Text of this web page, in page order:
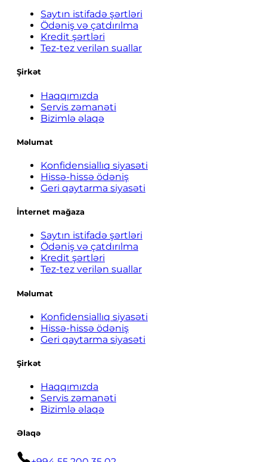
Saytın istifadə şərtləri
Ödəniş və çatdırılma
Kredit şərtləri
Tez-tez verilən suallar
Şirkət
Haqqımızda
Servis zəmanəti
Bizimlə əlaqə
Məlumat
Konfidensiallıq siyasəti
Hissə-hissə ödəniş
Geri qaytarma siyasəti
İnternet mağaza
Saytın istifadə şərtləri
Ödəniş və çatdırılma
Kredit şərtləri
Tez-tez verilən suallar
Məlumat
Konfidensiallıq siyasəti
Hissə-hissə ödəniş
Geri qaytarma siyasəti
Şirkət
Haqqımızda
Servis zəmanəti
Bizimlə əlaqə
Əlaqə